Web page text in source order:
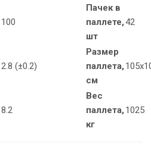
100
Пачек в
паллете,
шт
42
2.8 (±0.2)
Размер
паллета,
см
8.2
Вес
паллета,
кг
1025